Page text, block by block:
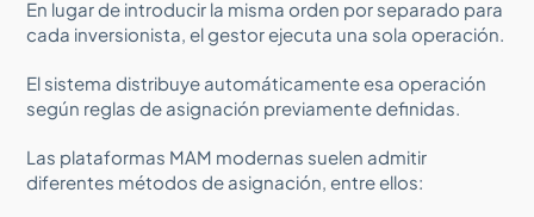
En lugar de introducir la misma orden por separado para
cada inversionista, el gestor ejecuta una sola operación.
El sistema distribuye automáticamente esa operación
según reglas de asignación previamente definidas.
Las plataformas MAM modernas suelen admitir
diferentes métodos de asignación, entre ellos: